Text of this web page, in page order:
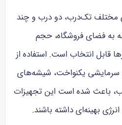
مختلف تک‌درب، دو درب و چند
به فضای فروشگاه، حجم
قابل انتخاب است. استفاده از
سرمایشی یکنواخت، شیشه‌های
باعث شده است این تجهیزات
بهینه‌ای داشته باشند.